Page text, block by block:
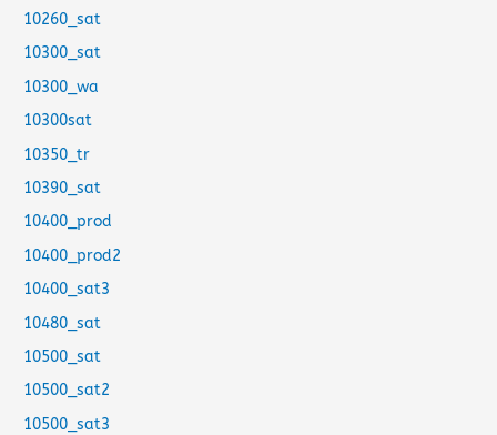
10260_sat
10300_sat
10300_wa
10300sat
10350_tr
10390_sat
10400_prod
10400_prod2
10400_sat3
10480_sat
10500_sat
10500_sat2
10500_sat3